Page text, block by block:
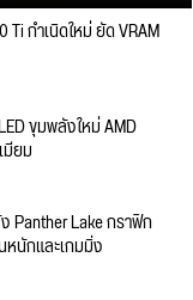
กำเนิดใหม่ ยัด VRAM
ขุมพลังใหม่ AMD
ยม
Panther Lake กราฟิก
หนักและเกมมิ่ง